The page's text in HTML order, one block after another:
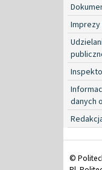
Imprezy
danych
©